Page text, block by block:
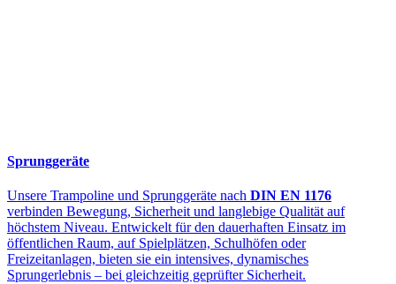
Sprunggeräte
Unsere Trampoline und Sprunggeräte nach DIN EN 1176
verbinden Bewegung, Sicherheit und langlebige Qualität auf
höchstem Niveau. Entwickelt für den dauerhaften Einsatz im
öffentlichen Raum, auf Spielplätzen, Schulhöfen oder
Freizeitanlagen, bieten sie ein intensives, dynamisches
Sprungerlebnis – bei gleichzeitig geprüfter Sicherheit.